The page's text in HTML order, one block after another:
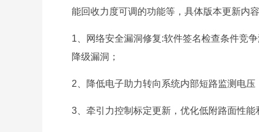
能回收力度可调的功能等，具体版本更新内容
1、网络安全漏洞修复:软件签名检查条件竞
降级漏洞；
2、降低电子助力转向系统内部短路监测电压
3、牵引力控制标定更新，优化低附路面性能